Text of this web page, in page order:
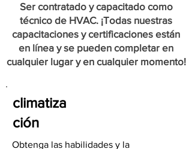
Ser contratado y capacitado como
técnico de HVAC. ¡Todas nuestras
capacitaciones y certificaciones están
en línea y se pueden completar en
cualquier lugar y en cualquier momento!
climatiza
ción
Obtenga las habilidades y la